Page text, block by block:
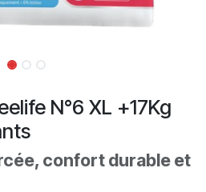
N°6 XL +17Kg
confort durable et